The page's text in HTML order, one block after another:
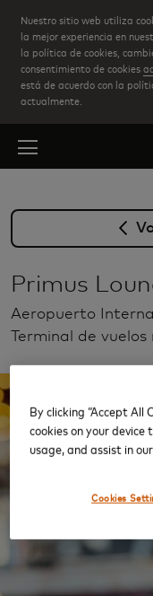
Skip
to
main
content
Nuestro sitio web utiliza
la mejor experiencia en
la política de cookies,
consentimiento de cookies
está de acuerdo con la
actualmente.
Primus
Aeropuerto
Terminal de vuelos
By clicking “Accept All
cookies on your
usage, and assist in
Cookies